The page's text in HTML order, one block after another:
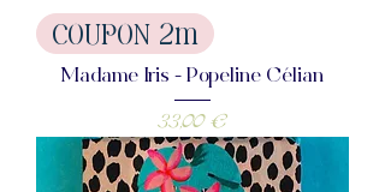
COUPON 2m
Madame Iris - Popeline Célian
Prix
33,00 €